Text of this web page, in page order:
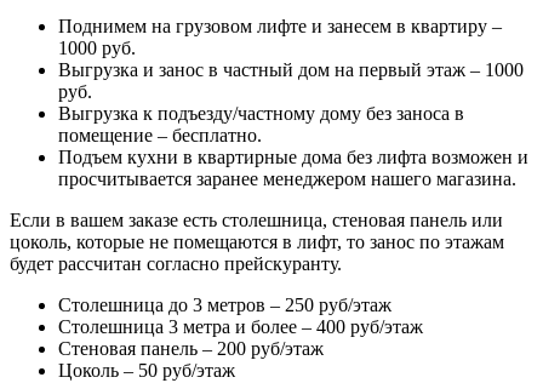
Поднимем на грузовом лифте и занесем в квартиру –
1000 руб.
Выгрузка и занос в частный дом на первый этаж – 1000
руб.
Выгрузка к подъезду/частному дому без заноса в
помещение – бесплатно.
Подъем кухни в квартирные дома без лифта возможен и
просчитывается заранее менеджером нашего магазина.
Если в вашем заказе есть столешница, стеновая панель или
цоколь, которые не помещаются в лифт, то занос по этажам
будет рассчитан согласно прейскуранту.
Столешница до 3 метров – 250 руб/этаж
Столешница 3 метра и более – 400 руб/этаж
Стеновая панель – 200 руб/этаж
Цоколь – 50 руб/этаж